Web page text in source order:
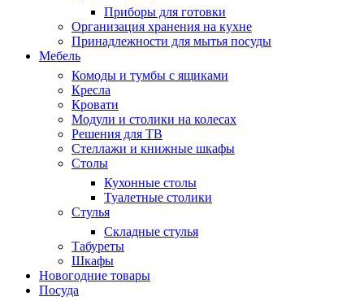
Приборы для готовки
Организация хранения на кухне
Принадлежности для мытья посуды
Мебель
Комоды и тумбы с ящиками
Кресла
Кровати
Модули и столики на колесах
Решения для ТВ
Стеллажи и книжные шкафы
Столы
Кухонные столы
Туалетные столики
Стулья
Складные стулья
Табуреты
Шкафы
Новогодние товары
Посуда